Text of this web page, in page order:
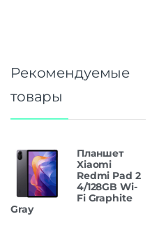
Рекомендуемые
товары
Планшет
Xiaomi
Redmi Pad 2
4/128GB Wi-
Fi Graphite
Gray